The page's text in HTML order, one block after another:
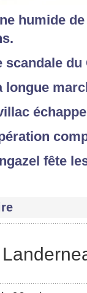
humide
scandale
longue
fête